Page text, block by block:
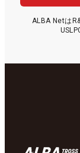
ALBA Netは